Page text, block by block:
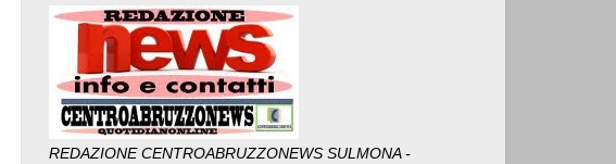
REDAZIONE CENTROABRUZZONEWS SULMONA -